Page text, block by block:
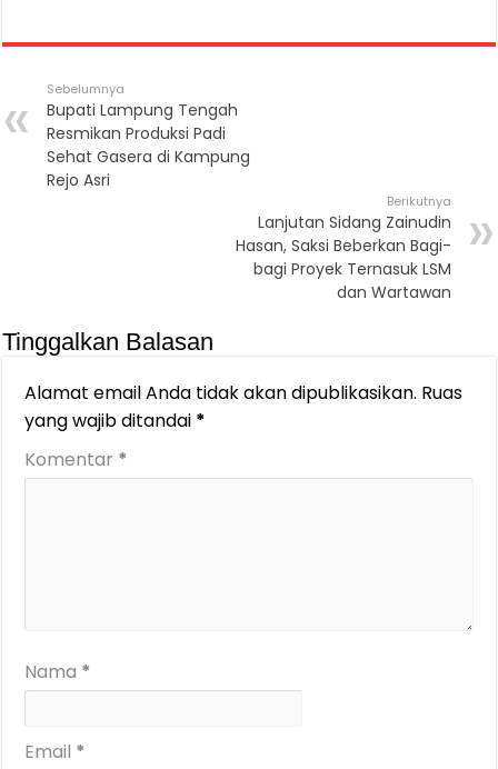
Sebelumnya
Bupati Lampung Tengah
Resmikan Produksi Padi
Sehat Gasera di Kampung
Rejo Asri
Berikutnya
Lanjutan Sidang Zainudin
Hasan, Saksi Beberkan Bagi-
bagi Proyek Ternasuk LSM
dan Wartawan
Tinggalkan Balasan
Alamat email Anda tidak akan dipublikasikan. Ruas
yang wajib ditandai *
Komentar *
Nama *
Email *